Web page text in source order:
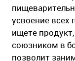
усвоение всех
ищете
союзником в
позволит